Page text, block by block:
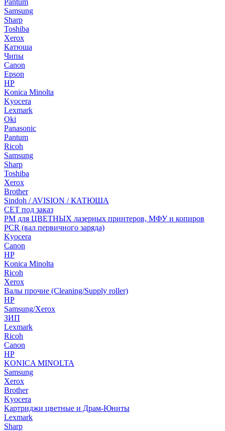
Pantum
Samsung
Sharp
Toshiba
Xerox
Катюша
Чипы
Canon
Epson
HP
Konica Minolta
Kyocera
Lexmark
Oki
Panasonic
Pantum
Ricoh
Samsung
Sharp
Toshiba
Xerox
Brother
Sindoh / AVISION / КАТЮША
CET под заказ
РМ для ЦВЕТНЫХ лазерных принтеров, МФУ и копиров
PCR (вал первичного заряда)
Kyocera
Canon
HP
Konica Minolta
Ricoh
Xerox
Валы прочие (Cleaning/Supply roller)
HP
Samsung/Xerox
ЗИП
Lexmark
Ricoh
Canon
HP
KONICA MINOLTA
Samsung
Xerox
Brother
Kyocera
Картриджи цветные и Драм-Юниты
Lexmark
Sharp